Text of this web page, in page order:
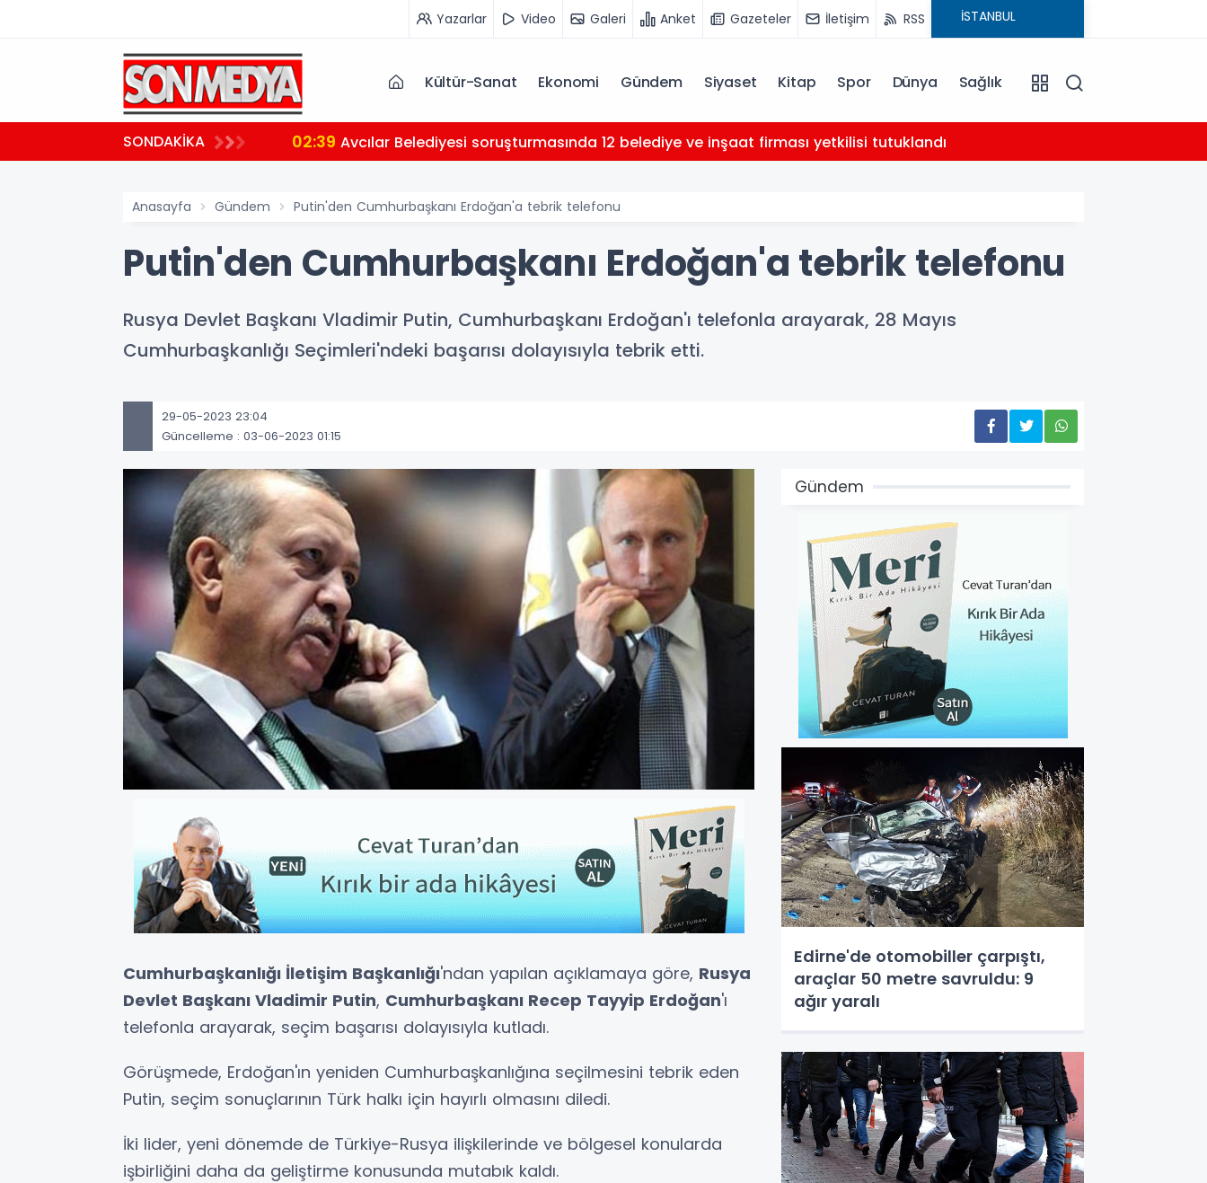
Yazarlar Video Galeri Anket Gazeteler İletişim RSS
Kültür-Sanat Ekonomi Gündem Siyaset Kitap Spor Dünya Sağlık
SONDAKİKA 02:39 Avcılar Belediyesi soruşturmasında 12 belediye ve inşaat firması yetkilisi tutuklandı
Anasayfa Gündem Putin'den Cumhurbaşkanı Erdoğan'a tebrik telefonu
Putin'den Cumhurbaşkanı Erdoğan'a tebrik telefonu
Rusya Devlet Başkanı Vladimir Putin, Cumhurbaşkanı Erdoğan'ı telefonla arayarak, 28 Mayıs
Cumhurbaşkanlığı Seçimleri'ndeki başarısı dolayısıyla tebrik etti.
29-05-2023 23:04
Güncelleme : 03-06-2023 01:15
Cumhurbaşkanlığı İletişim Başkanlığı'ndan yapılan açıklamaya göre, Rusya
Devlet Başkanı Vladimir Putin, Cumhurbaşkanı Recep Tayyip Erdoğan'ı
telefonla arayarak, seçim başarısı dolayısıyla kutladı.
Görüşmede, Erdoğan'ın yeniden Cumhurbaşkanlığına seçilmesini tebrik eden
Putin, seçim sonuçlarının Türk halkı için hayırlı olmasını diledi.
İki lider, yeni dönemde de Türkiye-Rusya ilişkilerinde ve bölgesel konularda
işbirliğini daha da geliştirme konusunda mutabık kaldı.
Gündem
Edirne'de otomobiller çarpıştı,
araçlar 50 metre savruldu: 9
ağır yaralı